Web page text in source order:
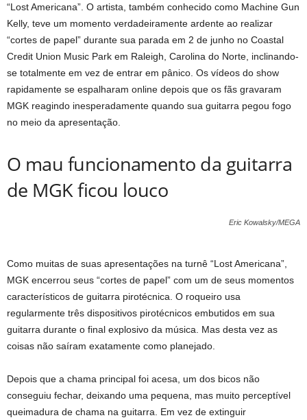
“Lost Americana”. O artista, também conhecido como Machine Gun
Kelly, teve um momento verdadeiramente ardente ao realizar
“cortes de papel” durante sua parada em 2 de junho no Coastal
Credit Union Music Park em Raleigh, Carolina do Norte, inclinando-
se totalmente em vez de entrar em pânico. Os vídeos do show
rapidamente se espalharam online depois que os fãs gravaram
MGK reagindo inesperadamente quando sua guitarra pegou fogo
no meio da apresentação.
O mau funcionamento da guitarra
de MGK ficou louco
Eric Kowalsky/MEGA
Como muitas de suas apresentações na turnê “Lost Americana”,
MGK encerrou seus “cortes de papel” com um de seus momentos
característicos de guitarra pirotécnica. O roqueiro usa
regularmente três dispositivos pirotécnicos embutidos em sua
guitarra durante o final explosivo da música. Mas desta vez as
coisas não saíram exatamente como planejado.
Depois que a chama principal foi acesa, um dos bicos não
conseguiu fechar, deixando uma pequena, mas muito perceptível
queimadura de chama na guitarra. Em vez de extinguir